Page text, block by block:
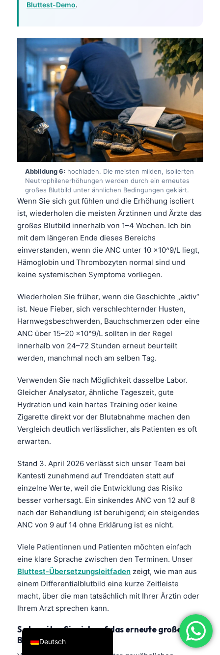
Bluttest-Demo.
Abbildung 6: hochladen. Die meisten milden, isolierten
Neutrophilenerhöhungen werden durch ein erneutes
großes Blutbild unter ähnlichen Bedingungen geklärt.
Wenn Sie sich gut fühlen und die Erhöhung isoliert
ist, wiederholen die meisten Ärztinnen und Ärzte das
großes Blutbild innerhalb von 1–4 Wochen. Ich bin
mit dem längeren Ende dieses Bereichs
einverstanden, wenn die ANC unter 10 ×10^9/L liegt,
Hämoglobin und Thrombozyten normal sind und
keine systemischen Symptome vorliegen.
Wiederholen Sie früher, wenn die Geschichte „aktiv“
ist. Neue Fieber, sich verschlechternder Husten,
Harnwegsbeschwerden, Bauchschmerzen oder eine
ANC über 15–20 ×10^9/L sollten in der Regel
innerhalb von 24–72 Stunden erneut beurteilt
werden, manchmal noch am selben Tag.
Verwenden Sie nach Möglichkeit dasselbe Labor.
Gleicher Analysator, ähnliche Tageszeit, gute
Hydration und kein hartes Training oder keine
Zigarette direkt vor der Blutabnahme machen den
Vergleich deutlich verlässlicher, als Patienten es oft
erwarten.
Stand 3. April 2026 verlässt sich unser Team bei
Kantesti zunehmend auf Trenddaten statt auf
einzelne Werte, weil die Entwicklung das Risiko
besser vorhersagt. Ein sinkendes ANC von 12 auf 8
nach der Behandlung ist beruhigend; ein steigendes
ANC von 9 auf 14 ohne Erklärung ist es nicht.
Viele Patientinnen und Patienten möchten einfach
eine klare Sprache zwischen den Terminen. Unser
Bluttest-Übersetzungsleitfaden zeigt, wie man aus
einem Differentialblutbild eine kurze Zeitleiste
macht, über die man tatsächlich mit Ihrer Ärztin oder
Ihrem Arzt sprechen kann.
So bereiten Sie sich auf das erneute große
Blutbild vor
Deutsch
English
العربية
Français
עִבְרִית
Italiano
Español
Português
Ελληνικά
Türkçe
Română
简体中文
فارسی
Български
Dansk
Nederlands
हिन्दी
Հայերեն
Íslenska
Српски језик
Svenska
Azərbaycan dili
Eesti
日本語
Čeština
ქართული
Русский
Lietuvių kalba
Polski
한국어
Slovenščina
Magyar
Shqip
বাংলা
اردو
தமிழ்